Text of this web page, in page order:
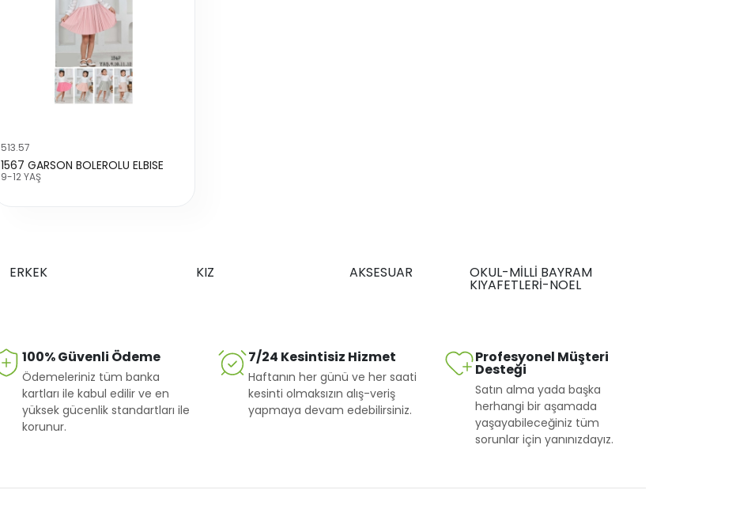
513.57
1567 GARSON BOLEROLU ELBISE
9-12 YAŞ
ERKEK KIZ AKSESUAR OKUL-MİLLİ BAYRAM
KIYAFETLERİ-NOEL
100% Güvenli Ödeme
Ödemeleriniz tüm banka
kartları ile kabul edilir ve en
yüksek gücenlik standartları ile
korunur.
7/24 Kesintisiz Hizmet
Haftanın her günü ve her saati
kesinti olmaksızın alış-veriş
yapmaya devam edebilirsiniz.
Profesyonel Müşteri
Desteği
Satın alma yada başka
herhangi bir aşamada
yaşayabileceğiniz tüm
sorunlar için yanınızdayız.